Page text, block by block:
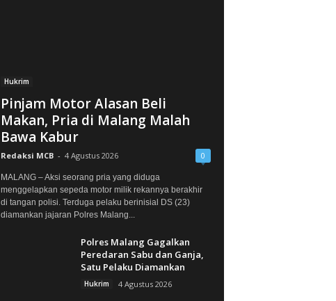
Hukrim
Pinjam Motor Alasan Beli
Makan, Pria di Malang Malah
Bawa Kabur
Redaksi MCB - 4 Agustus 2026 0
MALANG – Aksi seorang pria yang diduga
menggelapkan sepeda motor milik rekannya berakhir
di tangan polisi. Terduga pelaku berinisial DS (23)
diamankan jajaran Polres Malang...
Polres Malang Gagalkan
Peredaran Sabu dan Ganja,
Satu Pelaku Diamankan
Hukrim 4 Agustus 2026